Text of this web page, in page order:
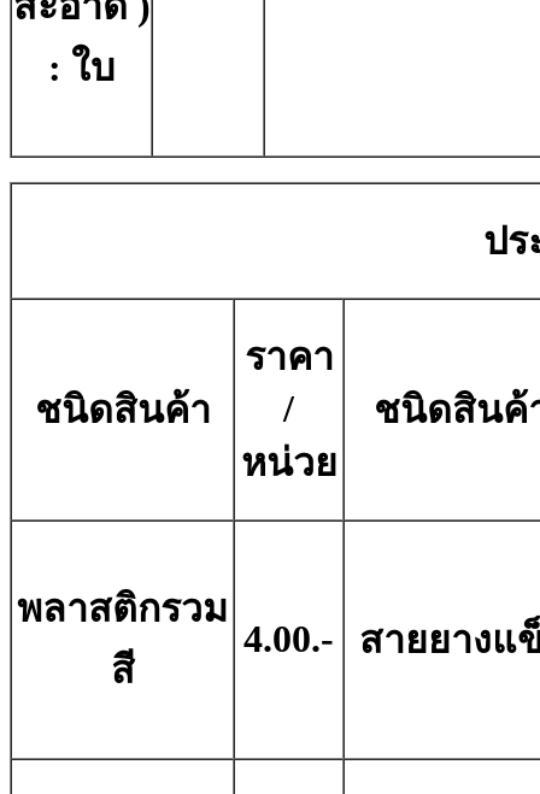
: ใบ
ปร
ชนิดสินค้า
ราคา
/
หน่วย
ชนิดสินค้
พลาสติกรวม
สี
4.00.- สายยางแ